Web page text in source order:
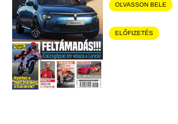
OLVASSON BELE
ELŐFIZETÉS